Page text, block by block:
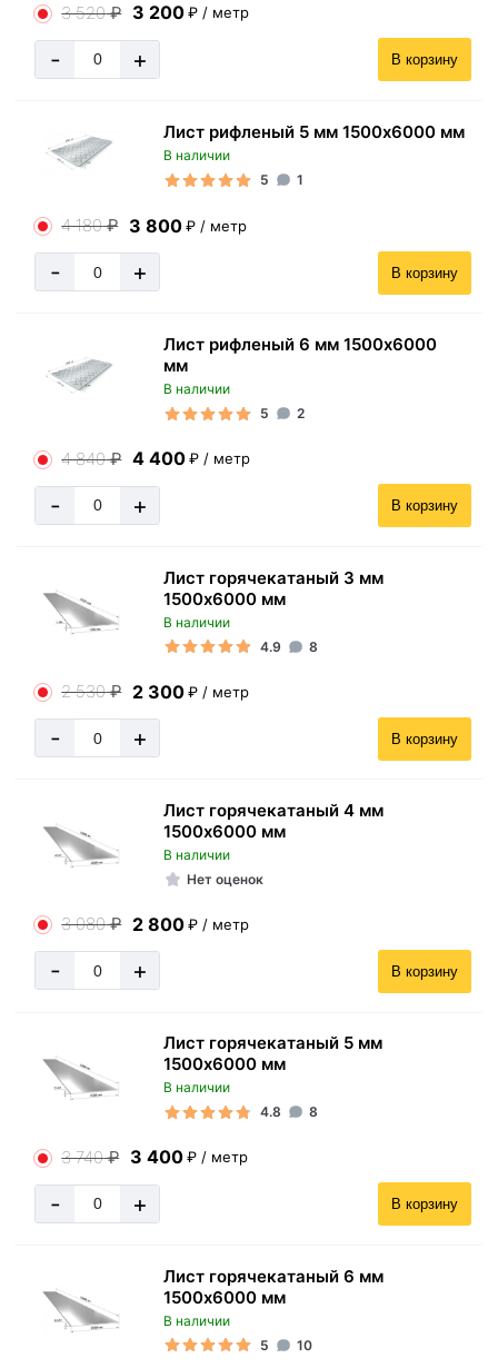
3 520₽ 3 200 ₽ / метр
- + В корзину
Лист рифленый 5 мм 1500х6000 мм
В наличии
5
1
4 180₽ 3 800 ₽ / метр
- + В корзину
Лист рифленый 6 мм 1500х6000
мм
В наличии
5
2
4 840₽ 4 400 ₽ / метр
- + В корзину
Лист горячекатаный 3 мм
1500х6000 мм
В наличии
4.9
8
2 530₽ 2 300 ₽ / метр
- + В корзину
Лист горячекатаный 4 мм
1500х6000 мм
В наличии
Нет оценок
3 080₽ 2 800 ₽ / метр
- + В корзину
Лист горячекатаный 5 мм
1500х6000 мм
В наличии
4.8
8
3 740₽ 3 400 ₽ / метр
- + В корзину
Лист горячекатаный 6 мм
1500х6000 мм
В наличии
5
10